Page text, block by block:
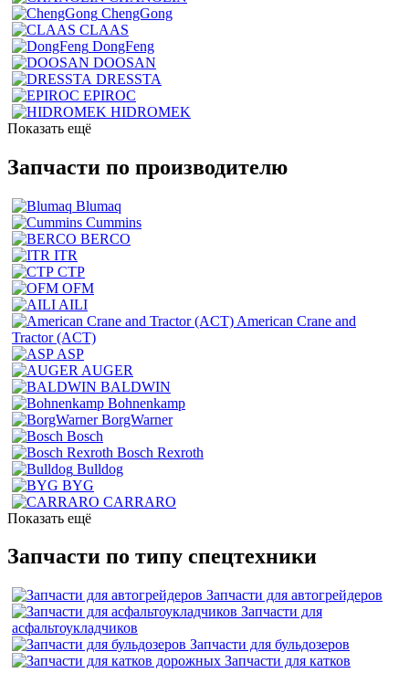
ChengGong
CLAAS
DongFeng
DOOSAN
DRESSTA
EPIROC
HIDROMEK
Показать ещё
Запчасти по производителю
Blumaq
Cummins
BERCO
ITR
CTP
OFM
AILI
American Crane and
Tractor (ACT)
ASP
AUGER
BALDWIN
Bohnenkamp
BorgWarner
Bosch
Bosch Rexroth
Bulldog
BYG
CARRARO
Показать ещё
Запчасти по типу спецтехники
Запчасти для автогрейдеров
Запчасти для
асфальтоукладчиков
Запчасти для бульдозеров
Запчасти для катков